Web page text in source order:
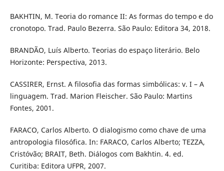
BAKHTIN, M. Teoria do romance II: As formas do tempo e do
cronotopo. Trad. Paulo Bezerra. São Paulo: Editora 34, 2018.
BRANDÃO, Luís Alberto. Teorias do espaço literário. Belo
Horizonte: Perspectiva, 2013.
CASSIRER, Ernst. A filosofia das formas simbólicas: v. I – A
linguagem. Trad. Marion Fleischer. São Paulo: Martins
Fontes, 2001.
FARACO, Carlos Alberto. O dialogismo como chave de uma
antropologia filosófica. In: FARACO, Carlos Alberto; TEZZA,
Cristóvão; BRAIT, Beth. Diálogos com Bakhtin. 4. ed.
Curitiba: Editora UFPR, 2007.